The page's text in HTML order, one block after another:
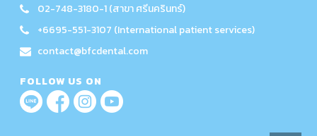
02-748-3180-1 (สาขา ศรีนครินทร์)
+6695-551-3107 (International patient services)
contact@bfcdental.com
FOLLOW US ON